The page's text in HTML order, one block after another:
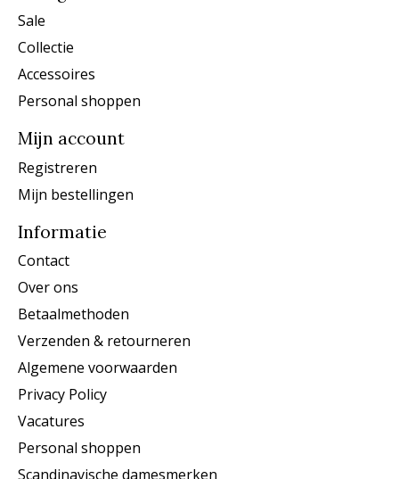
Sale
Collectie
Accessoires
Personal shoppen
Mijn account
Registreren
Mijn bestellingen
Informatie
Contact
Over ons
Betaalmethoden
Verzenden & retourneren
Algemene voorwaarden
Privacy Policy
Vacatures
Personal shoppen
Scandinavische damesmerken